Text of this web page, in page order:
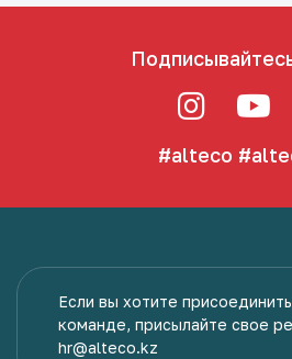
#alteco
Если вы хотите
команде, присылайте свое
hr@alteco.kz